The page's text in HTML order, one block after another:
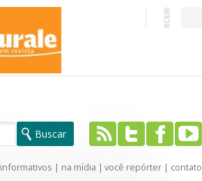
informativos | na mídia | você repórter | contato